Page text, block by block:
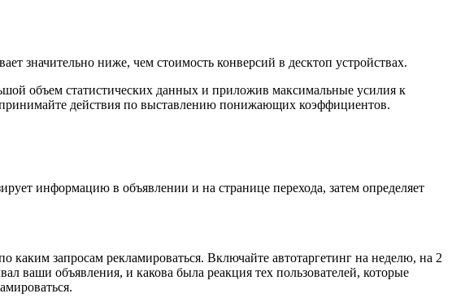
значительно ниже, чем стоимость конверсий в десктоп устройствах.
объем статистических данных и приложив максимальные усилия к
действия по выставлению понижающих коэффициентов.
информацию в объявлении и на странице перехода, затем определяет
каким запросам рекламироваться. Включайте автотаргетинг на неделю, на 2
ваши объявления, и какова была реакция тех пользователей, которые